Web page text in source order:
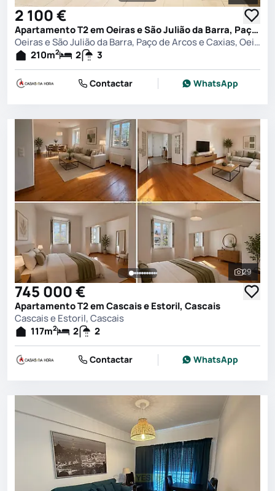
2 100 €
Apartamento T2 em Oeiras e São Julião da Barra, Paço de Arcos e Caxias, Oeiras
Oeiras e São Julião da Barra, Paço de Arcos e Caxias, Oeiras
210m2 2 3
Contactar WhatsApp
Ver
29
745 000 €
Apartamento T2 em Cascais e Estoril, Cascais
Cascais e Estoril, Cascais
117m2 2 2
Contactar WhatsApp